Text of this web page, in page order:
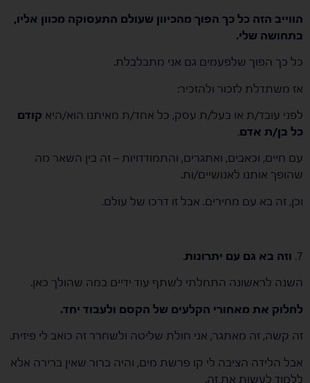
הווייב הזה כל כך הפוך מהכיוון שעולם התעסוקה מכוון אליו,
בתחושה שלי.
כל כך הפוך שלפעמים גם אני מתבלבלת.
אז משתדלת לזכור ולהזכיר:
לפני עובד/ת או בעל/ת עסק, כל אחד/ת מאיתנו הוא/היא קודם
כל בן/ת אדם.
עם חיים, וכאבים, ואתגרים, והתמודדויות – זה בין השאר מה
שהופך אותנו לאנושיים/ות.
וכן, זה בא עם מחירים. אבל זו דרכו של עולם.
7. וזה בא גם עם יתרונות.
השנה לראשונה התחלתי לשתף עוד ידיים במה שהולך כאן.
לחלוק את מאחורי הקלעים של הקסם ולעבוד יחד.
זה קשה, זה מאתגר, אני חולת שליטה ולשחרר זה כואב לי פיזית.
אבל הלידה הציבה לי קו פרשת מים, והיה ברור שאין ברירה אלא
ללמוד לעשות את זה.